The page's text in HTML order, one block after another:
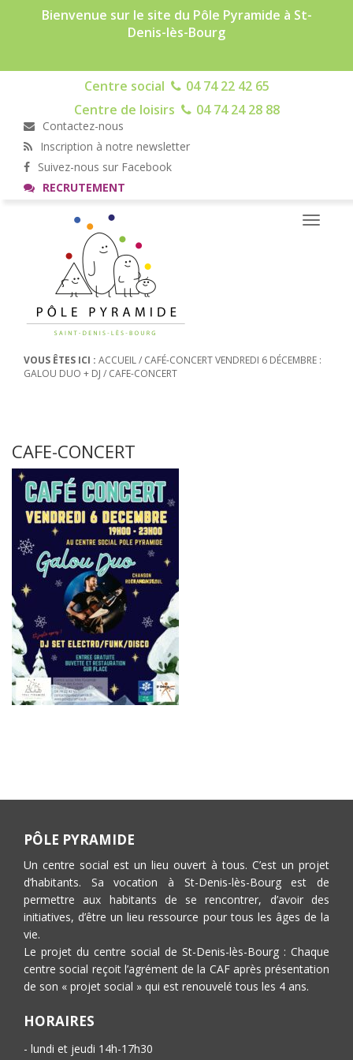
Bienvenue sur le site du Pôle Pyramide à St-
Denis-lès-Bourg
Centre social
04 74 22 42 65
Centre de loisirs
04 74 24 28 88
Contactez-nous
Inscription à notre newsletter
Suivez-nous sur Facebook
RECRUTEMENT
Toggle
VOUS ÊTES ICI : ACCUEIL/ CAFÉ-CONCERT VENDREDI 6 DÉCEMBRE :
GALOU DUO + DJ / CAFE-CONCERT
CAFE-CONCERT
PÔLE PYRAMIDE
Un centre social est un lieu ouvert à tous. C’est un projet
d’habitants. Sa vocation à St-Denis-lès-Bourg est de
permettre aux habitants de se rencontrer, d’avoir des
initiatives, d’être un lieu ressource pour tous les âges de la
vie.
Le projet du centre social de St-Denis-lès-Bourg : Chaque
centre social reçoit l’agrément de la CAF après présentation
de son « projet social » qui est renouvelé tous les 4 ans.
HORAIRES
- lundi et jeudi 14h-17h30